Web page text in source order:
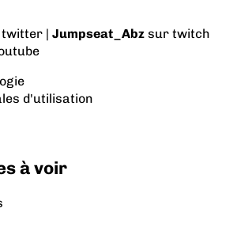
twitter |Jumpseat_Abz sur twitch
d'utilisation
à voir